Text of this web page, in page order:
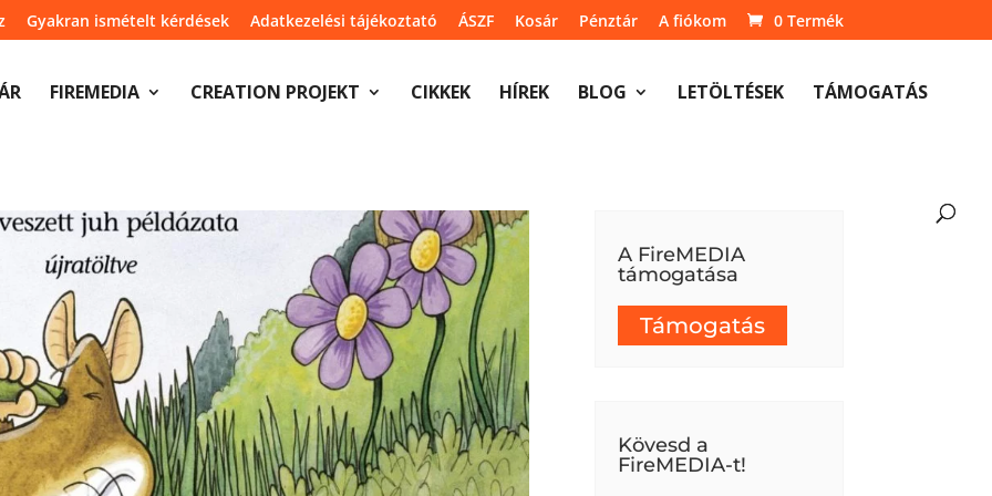
Gyakran ismételt kérdések Adatkezelési tájékoztató ÁSZF Kosár Pénztár A fiókom 0 Termék
FIREMEDIA CREATION PROJEKT CIKKEK HÍREK BLOG LETÖLTÉSEK TÁMOGATÁS
A FireMEDIA
támogatása
Támogatás
Kövesd a
FireMEDIA-t!